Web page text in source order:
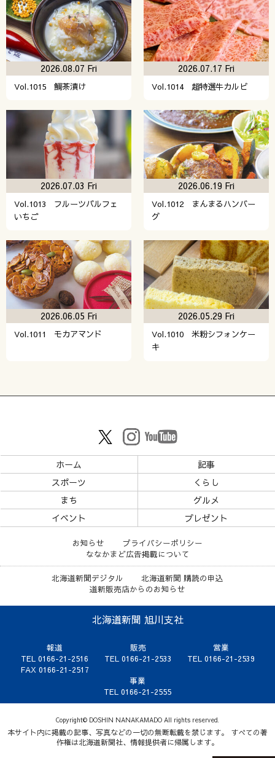
Vol.1015 鯛茶漬け
2026.08.07 Fri
Vol.1014 超特選牛カルビ
2026.07.17 Fri
Vol.1013 フルーツパルフェ
いちご
2026.07.03 Fri
Vol.1012 まんまるハンバー
グ
2026.06.19 Fri
Vol.1011 モカアマンド
2026.06.05 Fri
Vol.1010 米粉シフォンケー
キ
2026.05.29 Fri
ホーム
記事
スポーツ
くらし
まち
グルメ
イベント
プレゼント
お知らせ
プライバシーポリシー
ななかまど広告掲載について
北海道新聞デジタル
北海道新聞 購読の申込
道新販売店からのお知らせ
北海道新聞 旭川支社
報道
TEL 0166-21-2516
FAX 0166-21-2517
販売
TEL 0166-21-2533
営業
TEL 0166-21-2539
事業
TEL 0166-21-2555
Copyright© DOSHIN NANAKAMADO All rights reserved.
本サイト内に掲載の記事、写真などの一切の無断転載を禁じます。 すべての著
作権は北海道新聞社、情報提供者に帰属します。